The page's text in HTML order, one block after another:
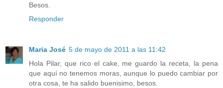
Besos.
Responder
Maria José 5 de mayo de 2011 a las 11:42
Hola Pilar, que rico el cake, me guardo la receta, la pena
que aquí no tenemos moras, aunque lo puedo cambiar por
otra cosa, te ha salido buenisimo, besos.